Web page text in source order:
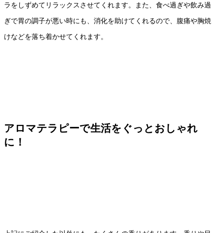
ラをしずめてリラックスさせてくれます。また、食べ過ぎや飲み過
ぎで胃の調子が悪い時にも、消化を助けてくれるので、腹痛や胸焼
けなどを落ち着かせてくれます。
アロマテラピーで生活をぐっとおしゃれ
に！